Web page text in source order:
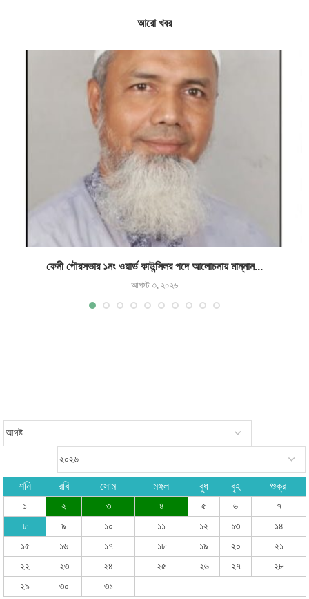
আরো খবর
ফেনী পৌরসভার ১নং ওয়ার্ড কাউন্সিলর পদে আলোচনায় মান্নান...
আগস্ট ৩, ২০২৬
শনি রবি সোম মঙ্গল বুধ বৃহ শুক্র
১ ২ ৩ ৪ ৫ ৬
৭
৮
৯ ১০ ১১ ১২ ১৩
১৪
১৫
১৬ ১৭ ১৮ ১৯ ২০
২১
২২
২৩ ২৪ ২৫ ২৬ ২৭
২৮
২৯
৩০ ৩১